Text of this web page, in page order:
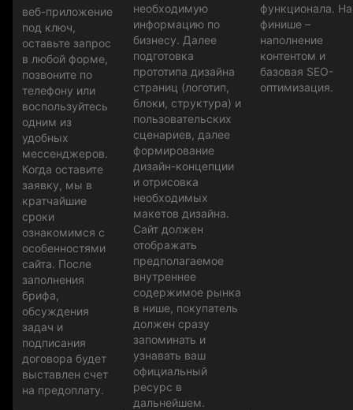
веб-приложение
под ключ,
оставьте запрос
в любой форме,
позвоните по
телефону или
воспользуйтесь
одним из
удобных
мессенджеров.
Когда оставите
заявку, мы в
кратчайшие
сроки
ознакомимся с
особенностями
сайта. После
заполнения
брифа,
обсуждения
задач и
подписания
договора будет
выставлен счет
на предоплату.
необходимую
информацию по
бизнесу. Далее
подготовка
прототипа дизайна
страниц (логотип,
блоки, структура) и
пользовательских
сценариев, далее
формирование
дизайн-концепции
и отрисовка
необходимых
макетов дизайна.
Сайт должен
отображать
предполагаемое
внутреннее
содержимое рынка
в нише, покупатель
должен сразу
запоминать и
узнавать ваш
официальный
ресурс в
дальнейшем.
функционала. На
финише –
наполнение
контентом и
базовая SEO-
оптимизация.